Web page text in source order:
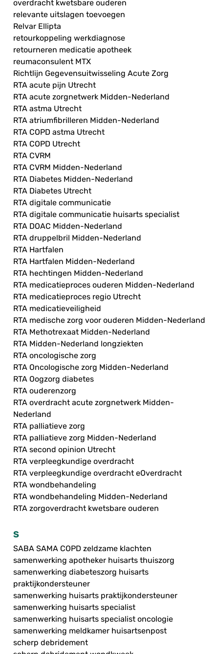
overdracht kwetsbare ouderen
relevante uitslagen toevoegen
Relvar Ellipta
retourkoppeling werkdiagnose
retourneren medicatie apotheek
reumaconsulent MTX
Richtlijn Gegevensuitwisseling Acute Zorg
RTA acute pijn Utrecht
RTA acute zorgnetwerk Midden-Nederland
RTA astma Utrecht
RTA atriumfibrilleren Midden-Nederland
RTA COPD astma Utrecht
RTA COPD Utrecht
RTA CVRM
RTA CVRM Midden-Nederland
RTA Diabetes Midden-Nederland
RTA Diabetes Utrecht
RTA digitale communicatie
RTA digitale communicatie huisarts specialist
RTA DOAC Midden-Nederland
RTA druppelbril Midden-Nederland
RTA Hartfalen
RTA Hartfalen Midden-Nederland
RTA hechtingen Midden-Nederland
RTA medicatieproces ouderen Midden-Nederland
RTA medicatieproces regio Utrecht
RTA medicatieveiligheid
RTA medische zorg voor ouderen Midden-Nederland
RTA Methotrexaat Midden-Nederland
RTA Midden-Nederland longziekten
RTA oncologische zorg
RTA Oncologische zorg Midden-Nederland
RTA Oogzorg diabetes
RTA ouderenzorg
RTA overdracht acute zorgnetwerk Midden-
Nederland
RTA palliatieve zorg
RTA palliatieve zorg Midden-Nederland
RTA second opinion Utrecht
RTA verpleegkundige overdracht
RTA verpleegkundige overdracht eOverdracht
RTA wondbehandeling
RTA wondbehandeling Midden-Nederland
RTA zorgoverdracht kwetsbare ouderen
S
SABA SAMA COPD zeldzame klachten
samenwerking apotheker huisarts thuiszorg
samenwerking diabeteszorg huisarts
praktijkondersteuner
samenwerking huisarts praktijkondersteuner
samenwerking huisarts specialist
samenwerking huisarts specialist oncologie
samenwerking meldkamer huisartsenpost
scherp debridement